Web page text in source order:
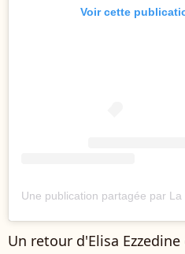
Voir cette
Un retour d'Elisa Ezzedine